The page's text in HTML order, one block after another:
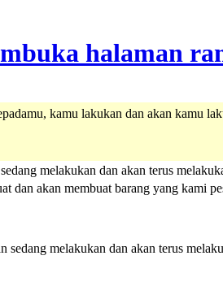
kamu lakukan dan akan kamu
melakukan dan akan terus
dan akan membuat barang yang kami
melakukan dan akan terus